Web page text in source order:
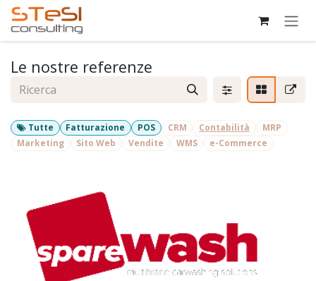
Passa al contenuto
Le nostre referenze
Tutte Fatturazione POS CRM Contabilità
MRP
Marketing
Sito Web Vendite WMS e-Commerce